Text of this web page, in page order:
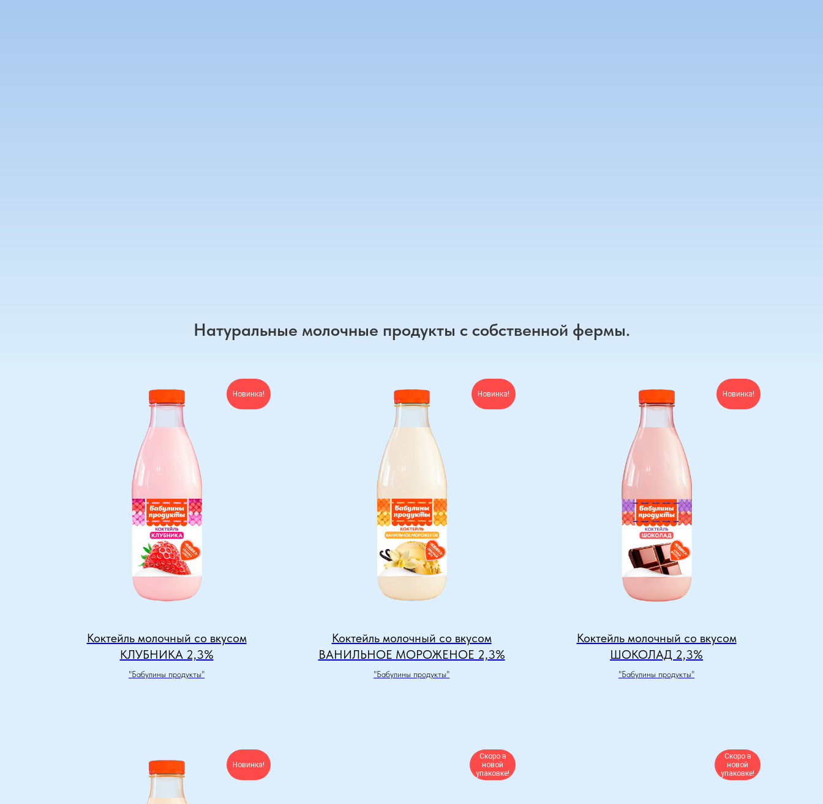
Натуральные молочные продукты с собственной фермы.
Новинка!
Коктейль молочный со вкусом
КЛУБНИКА 2,3%
"Бабулины продукты"
Новинка!
Коктейль молочный со вкусом
ВАНИЛЬНОЕ МОРОЖЕНОЕ 2,3%
"Бабулины продукты"
Новинка!
Коктейль молочный со вкусом
ШОКОЛАД 2,3%
"Бабулины продукты"
Новинка!
Скоро в
новой
упаковке!
Скоро в
новой
упаковке!